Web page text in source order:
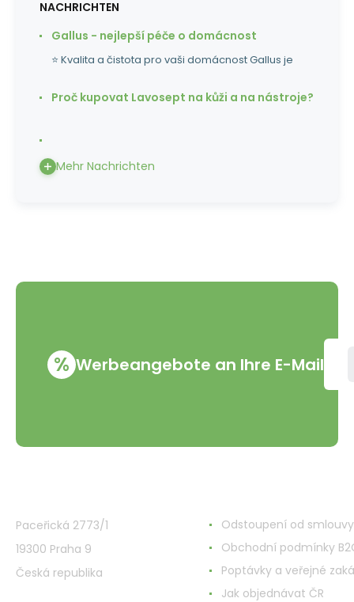
NACHRICHTEN
Gallus - nejlepší péče o domácnost
⭐ Kvalita a čistota pro vaši domácnost Gallus je
Proč kupovat Lavosept na kůži a na nástroje?
Mehr Nachrichten
% Werbeangebote an Ihre E-Mail
Paceřická 2773/1
19300 Praha 9
Česká republika
Odstoupení od smlouvy
Obchodní podmínky
Poptávky a veřejné
Jak objednávat ČR